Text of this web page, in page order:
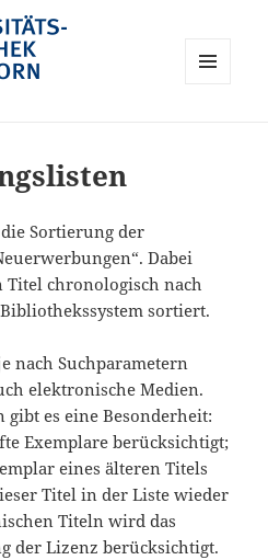
Sortierung der
Dabei
chronologisch nach
sortiert.
nach Suchparametern
elektronische Medien.
es eine Besonderheit:
Exemplare berücksichtigt;
eines älteren Titels
Titel in der Liste wieder
Titeln wird das
der Lizenz berücksichtigt.